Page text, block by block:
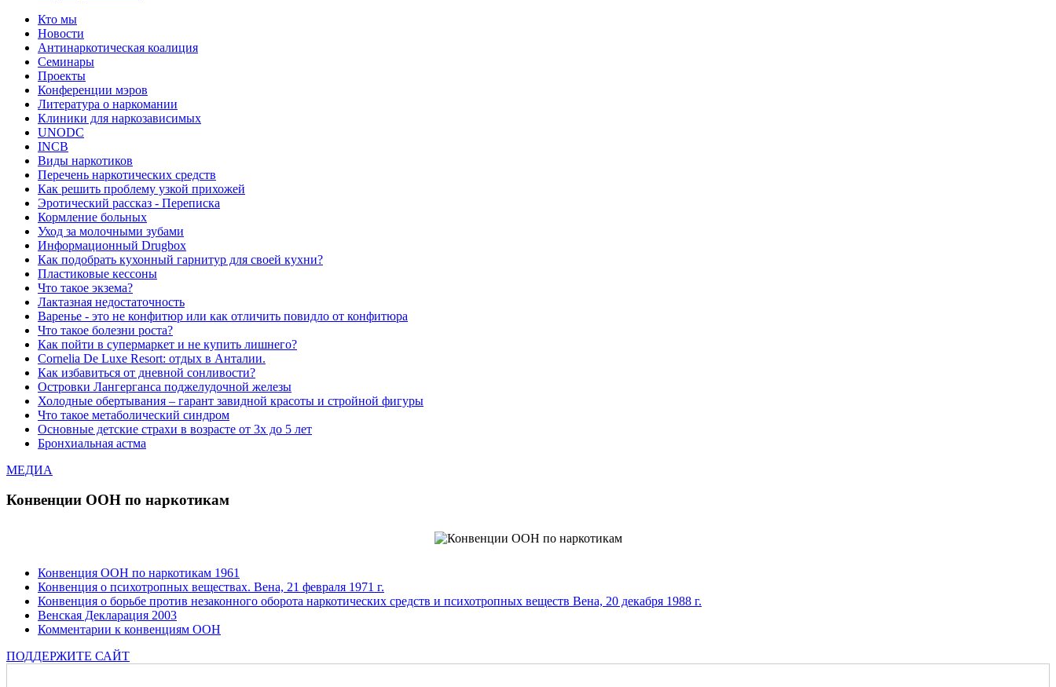
Кто мы
Новости
Антинаркотическая коалиция
Семинары
Проекты
Конференции мэров
Литература о наркомании
Клиники для наркозависимых
UNODC
INCB
Виды наркотиков
Перечень наркотических средств
Как решить проблему узкой прихожей
Эротический рассказ - Переписка
Кормление больных
Уход за молочными зубами
Информационный Drugbox
Как подобрать кухонный гарнитур для своей кухни?
Пластиковые кессоны
Что такое экзема?
Лактазная недостаточность
Варенье - это не конфитюр или как отличить повидло от конфитюра
Что такое болезни роста?
Как пойти в супермаркет и не купить лишнего?
Сornelia De Luxe Resort: отдых в Анталии.
Как избавиться от дневной сонливости?
Островки Лангерганса поджелудочной железы
Холодные обертывания – гарант завидной красоты и стройной фигуры
Что такое метаболический синдром
Основные детские страхи в возрасте от 3х до 5 лет
Бронхиальная астма
МЕДИА
Конвенции ООН по наркотикам
Конвенция ООН по наркотикам 1961
Конвенция о психотропных веществах. Вена, 21 февраля 1971 г.
Конвенция о борьбе против незаконного оборота наркотических средств и психотропных веществ Вена, 20 декабря 1988 г.
Венская Декларация 2003
Комментарии к конвенциям ООН
ПОДДЕРЖИТЕ САЙТ